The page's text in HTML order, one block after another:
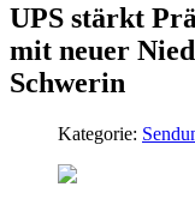
UPS stärkt
mit neuer
Schwerin
Kategorie: